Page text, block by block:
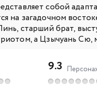
собой
на загадочном
старший брат,
а Цзычуань Сю,
9.3